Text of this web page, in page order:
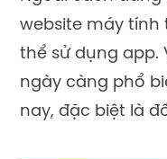
website máy tính
thể sử dụng app.
ngày càng phổ
nay, đặc biệt là